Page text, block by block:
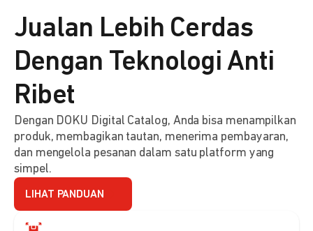
Jualan Lebih Cerdas
Dengan Teknologi Anti
Ribet
Dengan DOKU Digital Catalog, Anda bisa menampilkan
produk, membagikan tautan, menerima pembayaran,
dan mengelola pesanan dalam satu platform yang
simpel.
LIHAT PANDUAN